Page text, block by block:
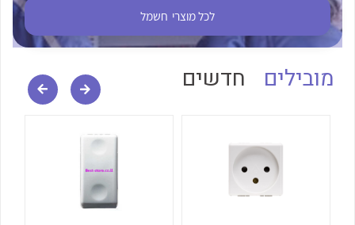
לכל מוצרי חשמל
מובילים חדשים